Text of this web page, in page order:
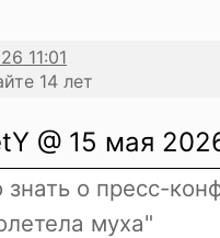
14 лет
@ 15 мая
знать о пресс-
муха"